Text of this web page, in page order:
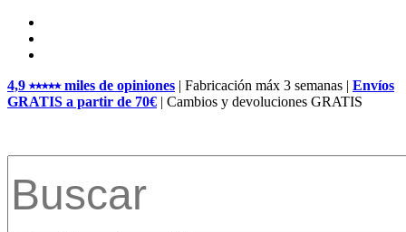
Skip
main
4,9 ⭑⭑⭑⭑⭑ miles de opiniones | Fabricación máx 3 semanas | Envíos
GRATIS a partir de 70€ | Cambios y devoluciones GRATIS